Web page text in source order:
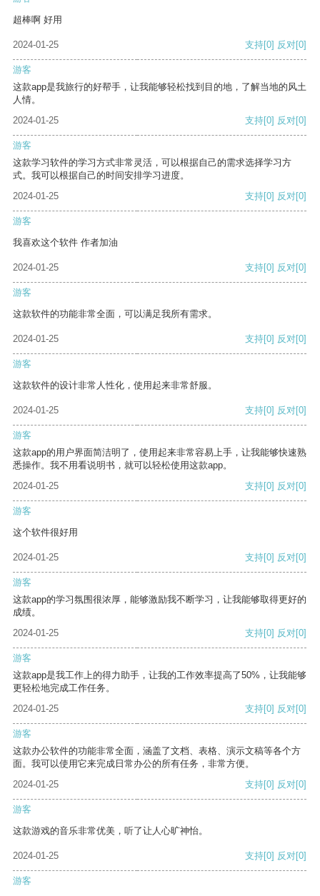
超棒啊 好用
2024-01-25 支持[0] 反对[0]
游客
这款app是我旅行的好帮手，让我能够轻松找到目的地，了解当地的风土
人情。
2024-01-25
支持[0] 反对[0]
游客
这款学习软件的学习方式非常灵活，可以根据自己的需求选择学习方
式。我可以根据自己的时间安排学习进度。
2024-01-25
支持[0] 反对[0]
游客
我喜欢这个软件 作者加油
2024-01-25 支持[0] 反对[0]
游客
这款软件的功能非常全面，可以满足我所有需求。
2024-01-25 支持[0] 反对[0]
游客
这款软件的设计非常人性化，使用起来非常舒服。
2024-01-25 支持[0] 反对[0]
游客
这款app的用户界面简洁明了，使用起来非常容易上手，让我能够快速熟
悉操作。我不用看说明书，就可以轻松使用这款app。
2024-01-25
支持[0] 反对[0]
游客
这个软件很好用
2024-01-25 支持[0] 反对[0]
游客
这款app的学习氛围很浓厚，能够激励我不断学习，让我能够取得更好的
成绩。
2024-01-25
支持[0] 反对[0]
游客
这款app是我工作上的得力助手，让我的工作效率提高了50%，让我能够
更轻松地完成工作任务。
2024-01-25
支持[0] 反对[0]
游客
这款办公软件的功能非常全面，涵盖了文档、表格、演示文稿等各个方
面。我可以使用它来完成日常办公的所有任务，非常方便。
2024-01-25
支持[0] 反对[0]
游客
这款游戏的音乐非常优美，听了让人心旷神怡。
2024-01-25 支持[0] 反对[0]
游客